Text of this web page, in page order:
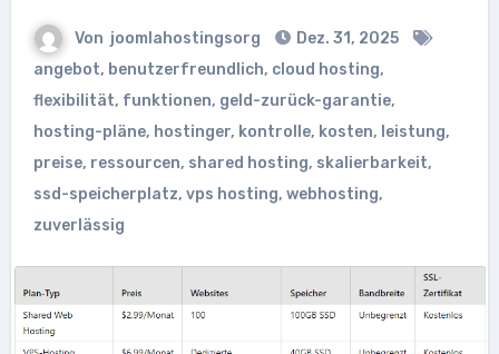
Von joomlahostingsorg
Dez. 31, 2025
angebot, benutzerfreundlich, cloud hosting,
flexibilität, funktionen, geld-zurück-garantie,
hosting-pläne, hostinger, kontrolle, kosten, leistung,
preise, ressourcen, shared hosting, skalierbarkeit,
ssd-speicherplatz, vps hosting, webhosting,
zuverlässig